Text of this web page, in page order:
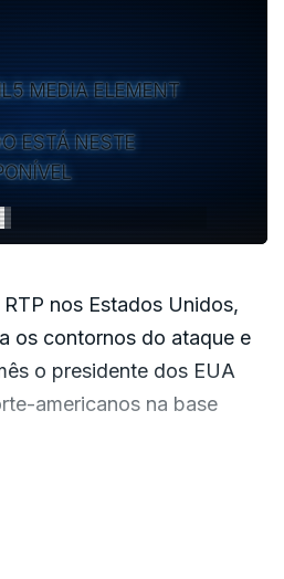
MEDIA ELEMENT
ESTÁ NESTE
nos Estados Unidos,
os contornos do ataque e
o presidente dos EUA
americanos na base